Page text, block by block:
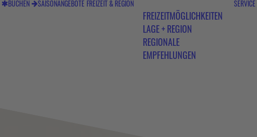
BUCHEN SAISONANGEBOTE FREIZEIT & REGION
FREIZEITMÖGLICHKEITEN
LAGE + REGION
REGIONALE
EMPFEHLUNGEN